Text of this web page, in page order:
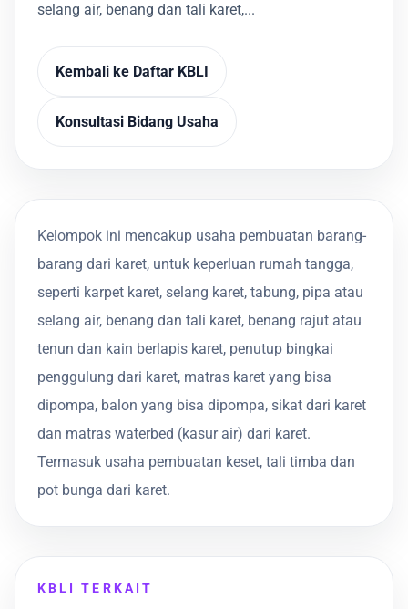
selang air, benang dan tali karet,...
Kembali ke Daftar KBLI
Konsultasi Bidang Usaha
Kelompok ini mencakup usaha pembuatan barang-
barang dari karet, untuk keperluan rumah tangga,
seperti karpet karet, selang karet, tabung, pipa atau
selang air, benang dan tali karet, benang rajut atau
tenun dan kain berlapis karet, penutup bingkai
penggulung dari karet, matras karet yang bisa
dipompa, balon yang bisa dipompa, sikat dari karet
dan matras waterbed (kasur air) dari karet.
Termasuk usaha pembuatan keset, tali timba dan
pot bunga dari karet.
KBLI TERKAIT